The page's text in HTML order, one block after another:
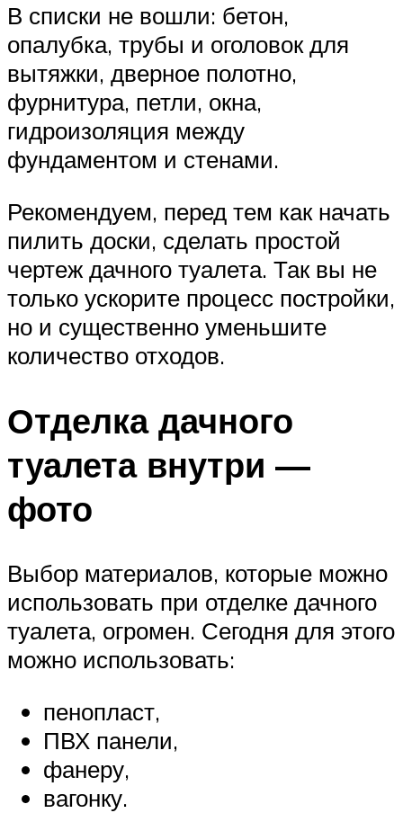
В списки не вошли: бетон,
опалубка, трубы и оголовок для
вытяжки, дверное полотно,
фурнитура, петли, окна,
гидроизоляция между
фундаментом и стенами.
Рекомендуем, перед тем как начать
пилить доски, сделать простой
чертеж дачного туалета. Так вы не
только ускорите процесс постройки,
но и существенно уменьшите
количество отходов.
Отделка дачного
туалета внутри —
фото
Выбор материалов, которые можно
использовать при отделке дачного
туалета, огромен. Сегодня для этого
можно использовать:
пенопласт,
ПВХ панели,
фанеру,
вагонку.